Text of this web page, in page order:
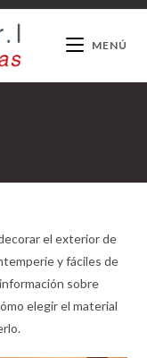
MENÚ
el exterior de
y fáciles de
sobre
elegir el material